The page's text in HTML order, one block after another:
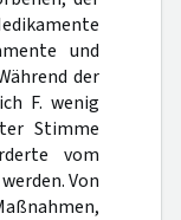
und
der
F. wenig
Stimme
vom
Von